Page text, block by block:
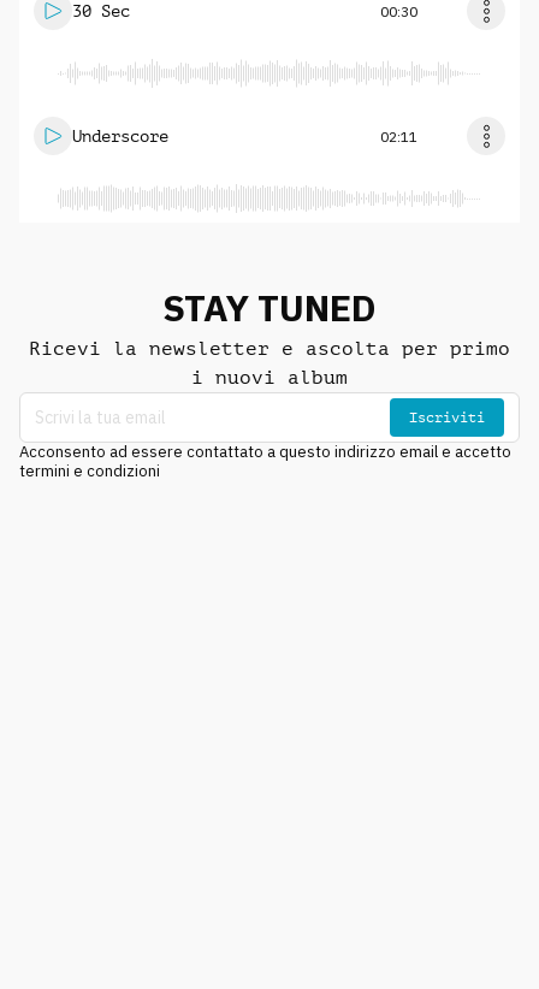
30 Sec 00:30
Underscore 02:11
STAY TUNED
Ricevi la newsletter e ascolta per primo
i nuovi album
Iscriviti
Acconsento ad essere contattato a questo indirizzo email e accetto
termini e condizioni